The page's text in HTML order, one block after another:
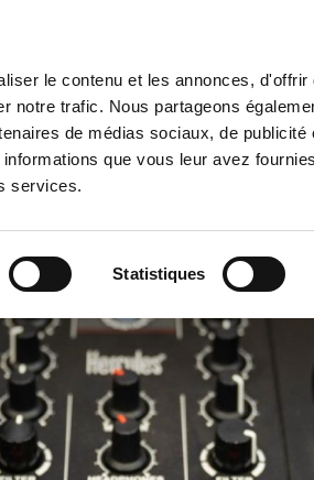
le contenu et les annonces, d'offrir
notre trafic. Nous partageons
de médias sociaux, de publicité
que vous leur avez
services.
Statistiques
Mix Family